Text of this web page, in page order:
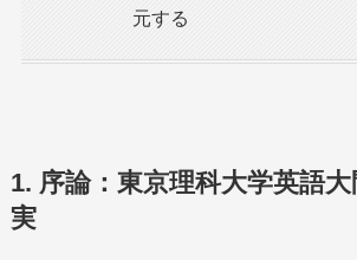
元する
1. 序論：東京理科大学英語
実